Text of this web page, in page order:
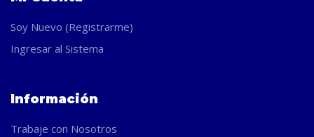
Soy Nuevo (Registrarme)
Ingresar al Sistema
Información
Trabaje con Nosotros